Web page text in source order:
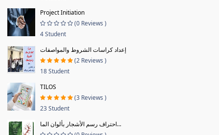
Project Initiation
(0 Reviews )
4 Student
إعداد كراسات الشروط والمواصفات
(2 Reviews )
18 Student
TILOS
(3 Reviews )
23 Student
احتراف رسم الأشجار بألوان الما...